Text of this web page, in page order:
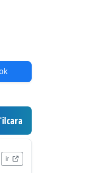
ir